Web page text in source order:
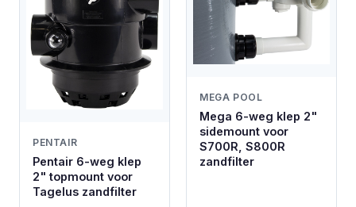
PENTAIR
Pentair 6-weg klep
2" topmount voor
Tagelus zandfilter
MEGA POOL
Mega 6-weg klep 2"
sidemount voor
S700R, S800R
zandfilter